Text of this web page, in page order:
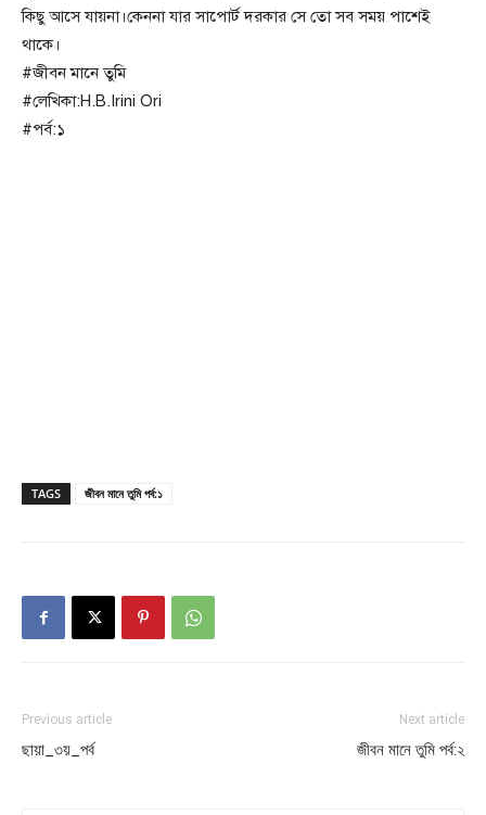
কিছু আসে যায়না।কেননা যার সাপোর্ট দরকার সে তো সব সময় পাশেই
থাকে।
#জীবন মানে তুমি
#লেখিকা:H.B.Irini Ori
#পর্ব:১
TAGS জীবন মানে তুমি পর্ব:১
Previous article
ছায়া_৩য়_পর্ব
Next article
জীবন মানে তুমি পর্ব:২